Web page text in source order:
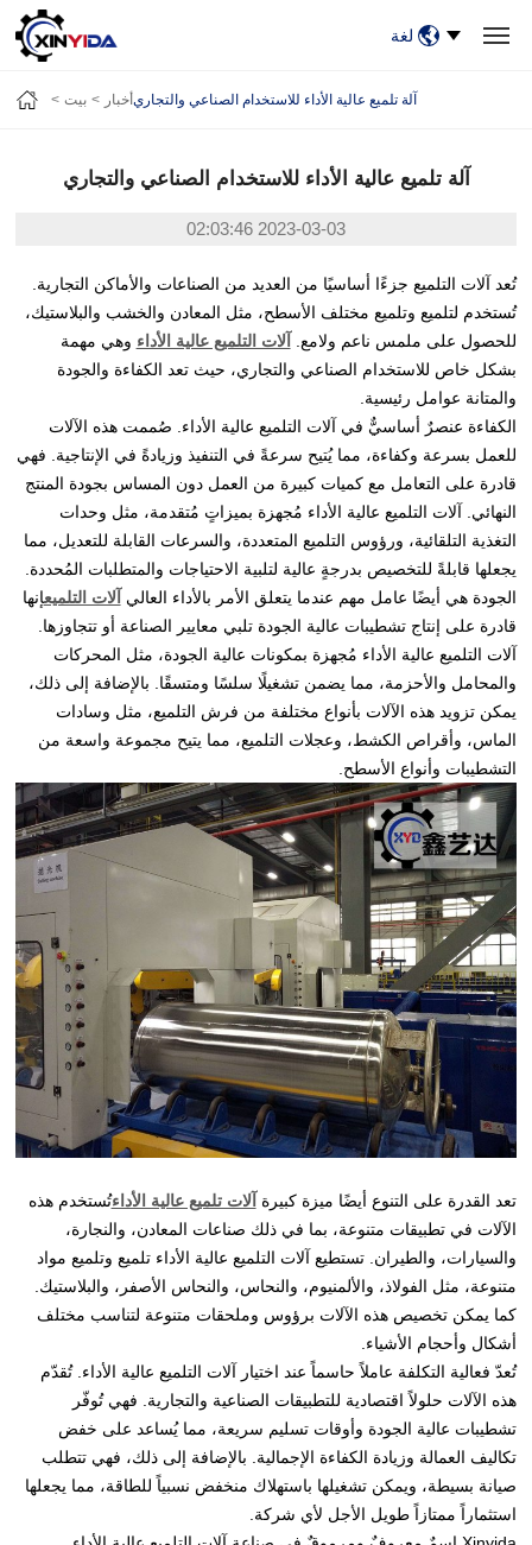
لغة
بيت أخبارآلة تلميع عالية الأداء للاستخدام الصناعي والتجاري
آلة تلميع عالية الأداء للاستخدام الصناعي والتجاري
2023-03-03 02:03:46
تُعد آلات التلميع جزءًا أساسيًا من العديد من الصناعات والأماكن التجارية.
تُستخدم لتلميع وتلميع مختلف الأسطح، مثل المعادن والخشب والبلاستيك،
للحصول على ملمس ناعم ولامع.
آلات التلميع عالية الأداء وهي مهمة
بشكل خاص للاستخدام الصناعي والتجاري، حيث تعد الكفاءة والجودة
والمتانة عوامل رئيسية.
الكفاءة عنصرٌ أساسيٌّ في آلات التلميع عالية الأداء. صُممت هذه الآلات
للعمل بسرعة وكفاءة، مما يُتيح سرعةً في التنفيذ وزيادةً في الإنتاجية. فهي
قادرة على التعامل مع كميات كبيرة من العمل دون المساس بجودة المنتج
النهائي. آلات التلميع عالية الأداء مُجهزة بميزاتٍ مُتقدمة، مثل وحدات
التغذية التلقائية، ورؤوس التلميع المتعددة، والسرعات القابلة للتعديل، مما
يجعلها قابلةً للتخصيص بدرجةٍ عالية لتلبية الاحتياجات والمتطلبات المُحددة.
الجودة هي أيضًا عامل مهم عندما يتعلق الأمر بالأداء العالي
آلات التلميعإنها
قادرة على إنتاج تشطيبات عالية الجودة تلبي معايير الصناعة أو تتجاوزها.
آلات التلميع عالية الأداء مُجهزة بمكونات عالية الجودة، مثل المحركات
والمحامل والأحزمة، مما يضمن تشغيلًا سلسًا ومتسقًا. بالإضافة إلى ذلك،
يمكن تزويد هذه الآلات بأنواع مختلفة من فرش التلميع، مثل وسادات
الماس، وأقراص الكشط، وعجلات التلميع، مما يتيح مجموعة واسعة من
التشطيبات وأنواع الأسطح.
تعد القدرة على التنوع أيضًا ميزة كبيرة آلات تلميع عالية الأداءتُستخدم هذه
الآلات في تطبيقات متنوعة، بما في ذلك صناعات المعادن، والنجارة،
والسيارات، والطيران. تستطيع آلات التلميع عالية الأداء تلميع وتلميع مواد
متنوعة، مثل الفولاذ، والألمنيوم، والنحاس، والنحاس الأصفر، والبلاستيك.
كما يمكن تخصيص هذه الآلات برؤوس وملحقات متنوعة لتناسب مختلف
أشكال وأحجام الأشياء.
تُعدّ فعالية التكلفة عاملاً حاسماً عند اختيار آلات التلميع عالية الأداء. تُقدّم
هذه الآلات حلولاً اقتصادية للتطبيقات الصناعية والتجارية. فهي تُوفّر
تشطيبات عالية الجودة وأوقات تسليم سريعة، مما يُساعد على خفض
تكاليف العمالة وزيادة الكفاءة الإجمالية. بالإضافة إلى ذلك، فهي تتطلب
صيانة بسيطة، ويمكن تشغيلها باستهلاك منخفض نسبياً للطاقة، مما يجعلها
استثماراً ممتازاً طويل الأجل لأي شركة.